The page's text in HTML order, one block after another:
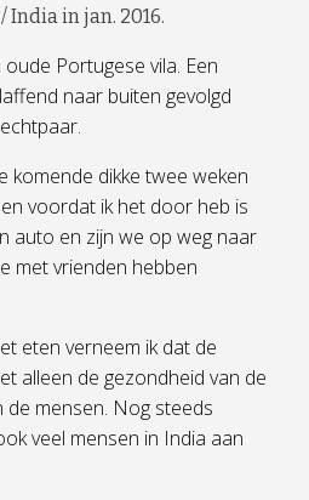
India in jan. 2016.
Portugese vila. Een
naar buiten gevolgd
komende dikke twee weken
voordat ik het door heb is
auto en zijn we op weg naar
met vrienden hebben
eten verneem ik dat de
alleen de gezondheid van de
de mensen. Nog steeds
veel mensen in India aan